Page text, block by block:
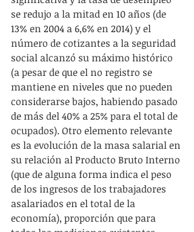
se redujo a la mitad en 10 años (de
13% en 2004 a 6,6% en 2014) y el
número de cotizantes a la seguridad
social alcanzó su máximo histórico
(a pesar de que el no registro se
mantiene en niveles que no pueden
considerarse bajos, habiendo pasado
de más del 40% a 25% para el total de
ocupados). Otro elemento relevante
es la evolución de la masa salarial en
su relación al Producto Bruto Interno
(que de alguna forma indica el peso
de los ingresos de los trabajadores
asalariados en el total de la
economía), proporción que para